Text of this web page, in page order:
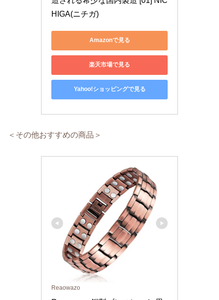
HIGA(ニチガ)
Amazonで見る
楽天市場で見る
Yahoo!ショッピングで見る
＜その他おすすめの商品＞
Reaowazo